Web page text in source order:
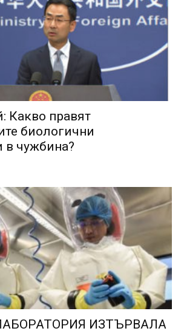
Какво правят
биологични
в чужбина?
ИЗТЪРВАЛА